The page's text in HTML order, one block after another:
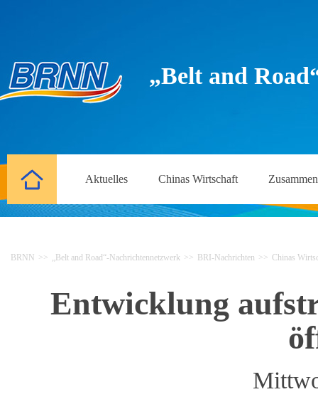
„Belt and
Aktuelles Chinas Wirtschaft
BRNN >> „Belt and Road“-Nachrichtennetzwerk >> BRI-Nachrichten >> Chinas
Entwicklung